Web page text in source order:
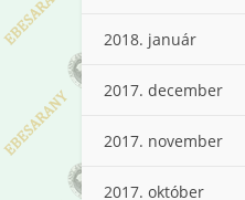
2018. január
2017. december
2017. november
2017. október